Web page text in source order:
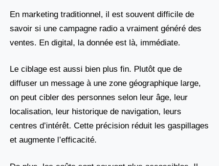
En marketing traditionnel, il est souvent difficile de
savoir si une campagne radio a vraiment généré des
ventes. En digital, la donnée est là, immédiate.
Le ciblage est aussi bien plus fin. Plutôt que de
diffuser un message à une zone géographique large,
on peut cibler des personnes selon leur âge, leur
localisation, leur historique de navigation, leurs
centres d’intérêt. Cette précision réduit les gaspillages
et augmente l’efficacité.